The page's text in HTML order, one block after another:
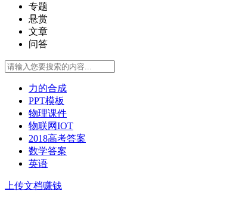
专题
悬赏
文章
问答
力的合成
PPT模板
物理课件
物联网IOT
2018高考答案
数学答案
英语
上传文档赚钱